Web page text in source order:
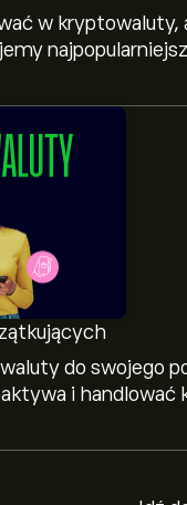
w kryptowaluty,
do swojego
i handlować
0.00178‎$‎
V2 wynosi
Gala V2 to
wolumen obrotu